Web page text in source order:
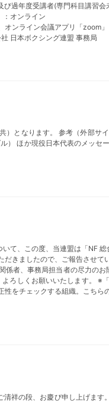
過年度受講者(専門科目講習
ンライン 12月9日(土
オンライン会議アプリ「
日本ボクシング連盟 事
）となります。 参考（外部
ル） ほか現役日本代表のメ
の度、当連盟は「NF 総合
きましたので、ご報告させ
者、事務局担当者の尽力の
ろしくお願いいたします。 ※
をチェックする組織。こち
の段、お慶び申し上げます